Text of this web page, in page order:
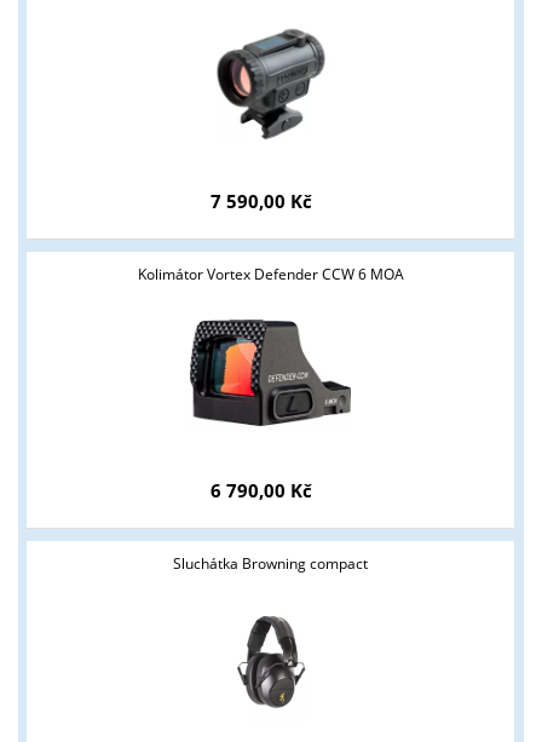
7 590,00 Kč
Kolimátor Vortex Defender CCW 6 MOA
6 790,00 Kč
Sluchátka Browning compact
Tyto stránky jsou určeny pouze odborné veřejnosti od 18 let a
podnikatelům v oblasti zbraně a střelivo. Splňujete tyto
podmínky?
ANO NE